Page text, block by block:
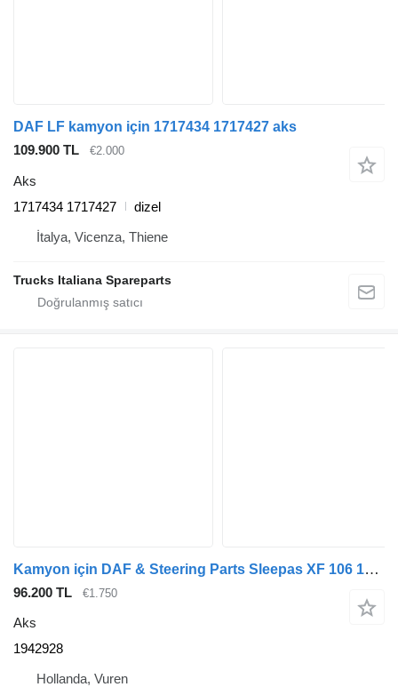
DAF LF kamyon için 1717434 1717427 aks
109.900 TL
€2.000
Aks
1717434 1717427
dizel
İtalya, Vicenza, Thiene
Trucks Italiana Spareparts
Kamyon için DAF & Steering Parts Sleepas XF 106 1942928 aks
96.200 TL €1.750
Aks
1942928
Hollanda, Vuren